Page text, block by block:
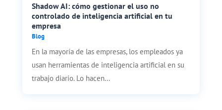
Shadow AI: cómo gestionar el uso no
controlado de inteligencia artificial en tu
empresa
Blog
En la mayoría de las empresas, los empleados ya
usan herramientas de inteligencia artificial en su
trabajo diario. Lo hacen...